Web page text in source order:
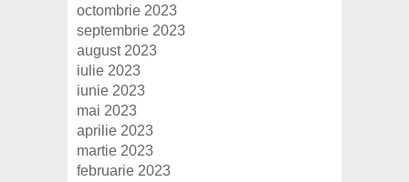
octombrie 2023
septembrie 2023
august 2023
iulie 2023
iunie 2023
mai 2023
aprilie 2023
martie 2023
februarie 2023